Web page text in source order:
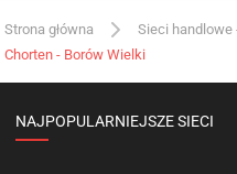
Strona główna Sieci handlowe
Chorten - Borów Wielki
NAJPOPULARNIEJSZE SIECI